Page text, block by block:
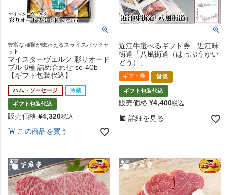
豊富な種類が味わえるスライスパックセ
ット
マイスターヴェルク 彩りオード
ブル 6種 詰め合わせ se-40b
【ギフト包装代込】
ハム・ソーセージ 冷蔵
ギフト包装代込
販売価格 ¥4,320税込
この商品を買う
近江牛選べるギフト券 近江味
街道「八風街道（はっぷうかい
どう）」
ギフト券 常温
ギフト包装代込
販売価格 ¥4,400税込
詳細を見る